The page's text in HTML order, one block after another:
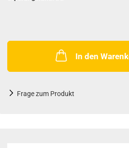
In den
Frage zum Produkt